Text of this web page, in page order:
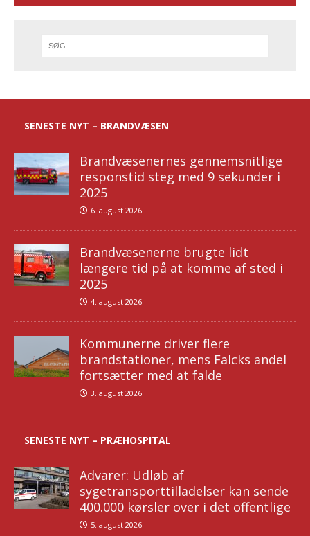
SENESTE NYT – BRANDVÆSEN
Brandvæsenernes gennemsnitlige
responstid steg med 9 sekunder i
2025
6. august 2026
Brandvæsenerne brugte lidt
længere tid på at komme af sted i
2025
4. august 2026
Kommunerne driver flere
brandstationer, mens Falcks andel
fortsætter med at falde
3. august 2026
SENESTE NYT – PRÆHOSPITAL
Advarer: Udløb af
sygetransporttilladelser kan sende
400.000 kørsler over i det offentlige
5. august 2026